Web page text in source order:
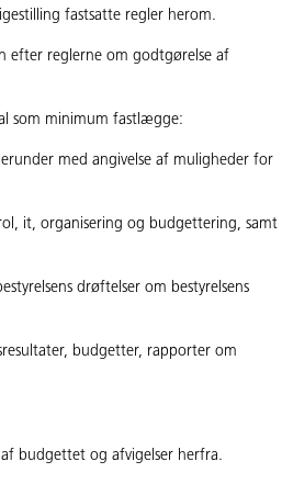
fastsatte regler herom.
efter reglerne om godtgørelse af
som minimum fastlægge:
med angivelse af muligheder for
it, organisering og budgettering, samt
drøftelser om bestyrelsens
budgetter, rapporter om
budgettet og afvigelser herfra.